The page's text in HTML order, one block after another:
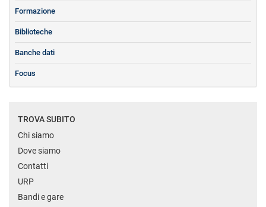
Formazione
Biblioteche
Banche dati
Focus
TROVA SUBITO
Chi siamo
Dove siamo
Contatti
URP
Bandi e gare